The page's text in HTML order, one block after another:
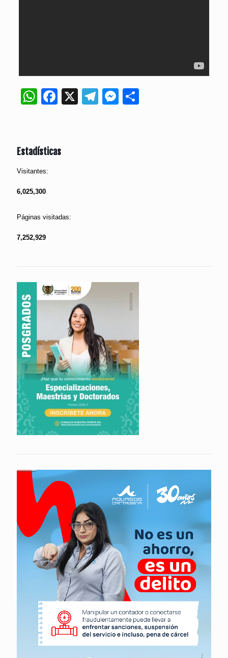
WhatsApp
Facebook
X Telegram
Messenger
Estadísticas
Visitantes:
6,025,300
Páginas visitadas:
7,252,929